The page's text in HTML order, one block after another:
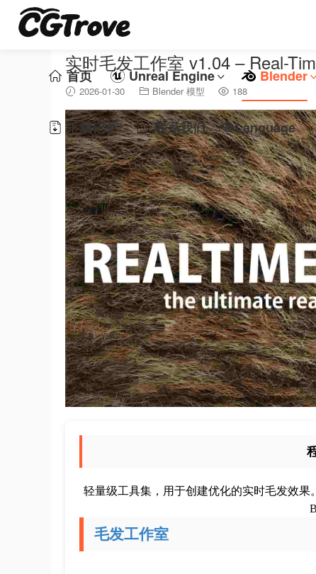
首页 Unreal Engine Blender
下载记录 联系我们 🌐 Language
实时毛发工作室 v1.04 – Real-
2026-01-30 Blender 模型 188
轻量级工具集，用于创建优化的实时毛发效果
毛发工作室